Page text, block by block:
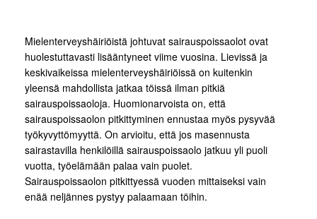
Mielenterveyshäiriöistä johtuvat sairauspoissaolot ovat
huolestuttavasti lisääntyneet viime vuosina. Lievissä ja
keskivaikeissa mielenterveyshäiriöissä on kuitenkin
yleensä mahdollista jatkaa töissä ilman pitkiä
sairauspoissaoloja. Huomionarvoista on, että
sairauspoissaolon pitkittyminen ennustaa myös pysyvää
työkyvyttömyyttä. On arvioitu, että jos masennusta
sairastavilla henkilöillä sairauspoissaolo jatkuu yli puoli
vuotta, työelämään palaa vain puolet.
Sairauspoissaolon pitkittyessä vuoden mittaiseksi vain
enää neljännes pystyy palaamaan töihin.